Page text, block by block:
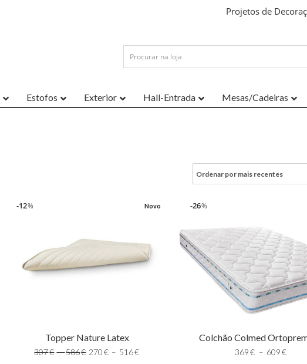
Projetos de
Estofos Exterior Hall-Entrada Mesas/Cadeiras
%
12 Novo
Topper Nature Latex
307€ –586€ 270 € – 516€
%
26
Colchão Colmed
369€ – 609€